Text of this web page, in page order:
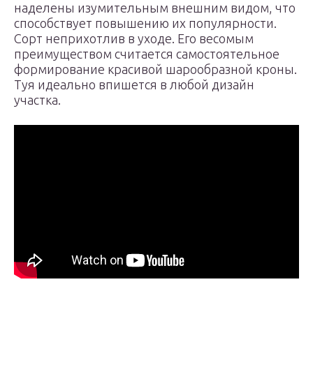
наделены изумительным внешним видом, что
способствует повышению их популярности.
Сорт неприхотлив в уходе. Его весомым
преимуществом считается самостоятельное
формирование красивой шарообразной кроны.
Туя идеально впишется в любой дизайн
участка.